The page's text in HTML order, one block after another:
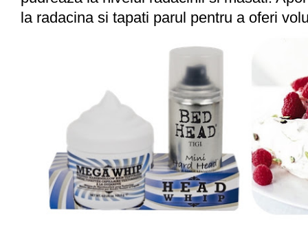
la radacina si tapati parul pentru a oferi